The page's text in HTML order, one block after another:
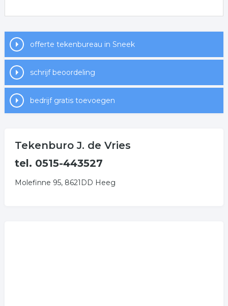
offerte tekenbureau in Sneek
schrijf beoordeling
bedrijf gratis toevoegen
Tekenburo J. de Vries
tel. 0515-443527
Molefinne 95, 8621DD Heeg